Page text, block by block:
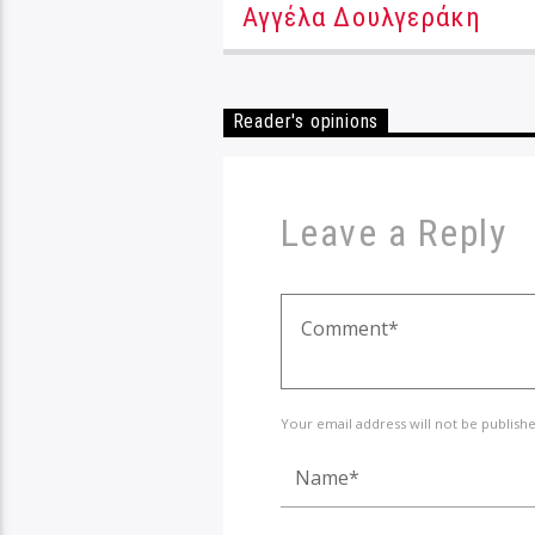
Αγγέλα Δουλγεράκη
Reader's opinions
Leave a Reply
Your email address will not be